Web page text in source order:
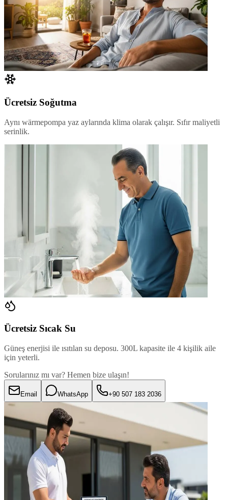
Ücretsiz Soğutma
Aynı wärmepompa yaz aylarında klima olarak çalışır. Sıfır maliyetli
serinlik.
Ücretsiz Sıcak Su
Güneş enerjisi ile ısıtılan su deposu. 300L kapasite ile 4 kişilik aile
için yeterli.
Sorularınız mı var? Hemen bize ulaşın!
Email WhatsApp +90 507 183 2036